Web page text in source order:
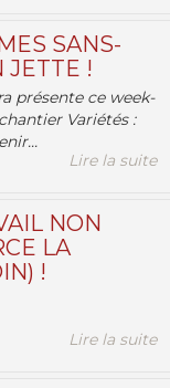
SANS-
JETTE !
présente ce week-
Variétés :
Lire la suite
NON
LA
!
Lire la suite